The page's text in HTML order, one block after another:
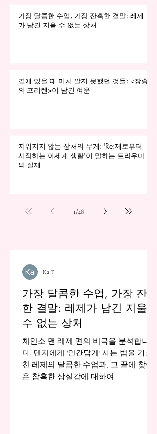
가장 달콤한 수업, 가장 잔혹한 결말: 레제
가 남긴 지울 수 없는 상처
곁에 있을 때 미처 알지 못했던 것들: <장송
의 프리렌>이 남긴 여운
지워지지 않는 상처의 무게: 'Re:제로부터
시작하는 이세계 생활'이 말하는 트라우마
의 실체
1/48
가장 달콤한 수업, 가장 잔혹
한 결말: 레제가 남긴 지울
수 없는 상처
체인소 맨 레제 편의 비극을 분석합니
다. 덴지에게 '인간답게' 사는 법을 가르
친 레제의 달콤한 수업과, 그 끝에 찾아
온 참혹한 상실감에 대하여.
Ka T